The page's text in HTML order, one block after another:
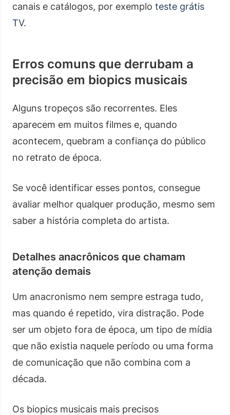
canais e catálogos, por exemplo teste grátis
TV.
Erros comuns que derrubam a
precisão em biopics musicais
Alguns tropeços são recorrentes. Eles
aparecem em muitos filmes e, quando
acontecem, quebram a confiança do público
no retrato de época.
Se você identificar esses pontos, consegue
avaliar melhor qualquer produção, mesmo sem
saber a história completa do artista.
Detalhes anacrônicos que chamam
atenção demais
Um anacronismo nem sempre estraga tudo,
mas quando é repetido, vira distração. Pode
ser um objeto fora de época, um tipo de mídia
que não existia naquele período ou uma forma
de comunicação que não combina com a
década.
Os biopics musicais mais precisos